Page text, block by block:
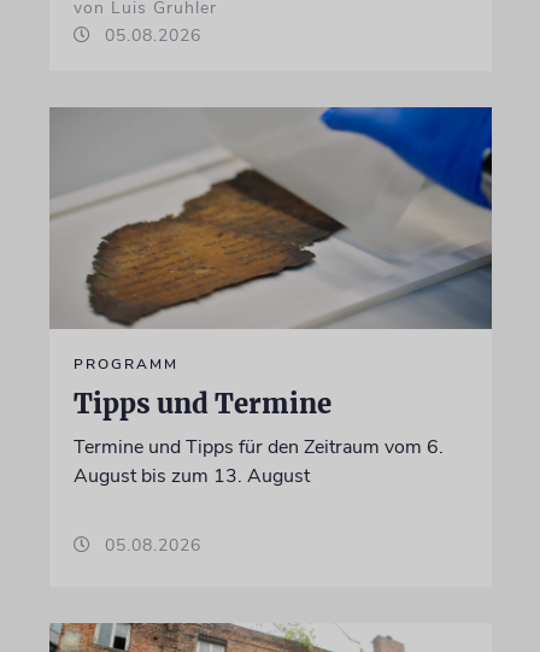
von Luis Gruhler
05.08.2026
PROGRAMM
Tipps und Termine
Termine und Tipps für den Zeitraum vom 6.
August bis zum 13. August
05.08.2026